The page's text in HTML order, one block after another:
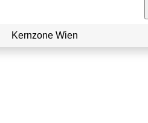
Kernzone Wien